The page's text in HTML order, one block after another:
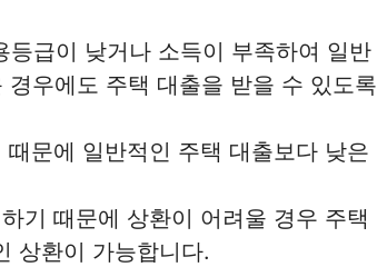
등급이 낮거나 소득이 부족하여 일반
우에도 주택 대출을 받을 수 있도록
문에 일반적인 주택 대출보다 낮은
기 때문에 상환이 어려울 경우 주택
상환이 가능합니다.